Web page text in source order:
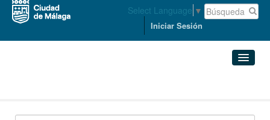
Select Language ▼
Iniciar Sesión